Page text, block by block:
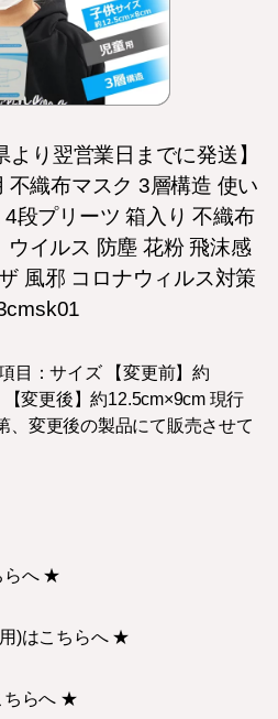
より翌営業日までに発送】
不織布マスク 3層構造 使い
段プリーツ 箱入り 不織布
ウイルス 防塵 花粉 飛沫感
風邪 コロナウィルス対策
目：サイズ 【変更前】約
後】約12.5cm×9cm 現行
、変更後の製品にて販売させて
らへ ★
)はこちらへ ★
ちらへ ★